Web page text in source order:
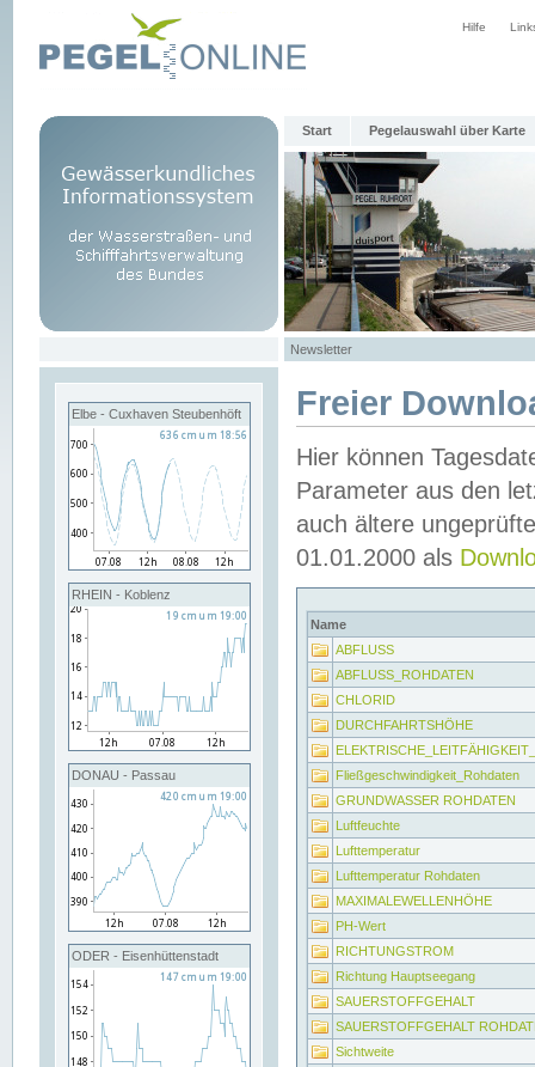
Hilfe
Start Pegelauswahl über Karte
Newsletter
Elbe - Cuxhaven Steubenhöft
RHEIN - Koblenz
DONAU - Passau
ODER - Eisenhüttenstadt
Freier
Hier können
Parameter aus den
auch ältere
01.01.2000 als
Name
ABFLUSS
ABFLUSS_ROHDATEN
CHLORID
DURCHFAHRTSHÖHE
Fließgeschwindigkeit_Rohdaten
GRUNDWASSER ROHDATEN
Luftfeuchte
Lufttemperatur
Lufttemperatur Rohdaten
MAXIMALEWELLENHÖHE
PH-Wert
RICHTUNGSTROM
Richtung Hauptseegang
SAUERSTOFFGEHALT
SAUERSTOFFGEHALT
Sichtweite